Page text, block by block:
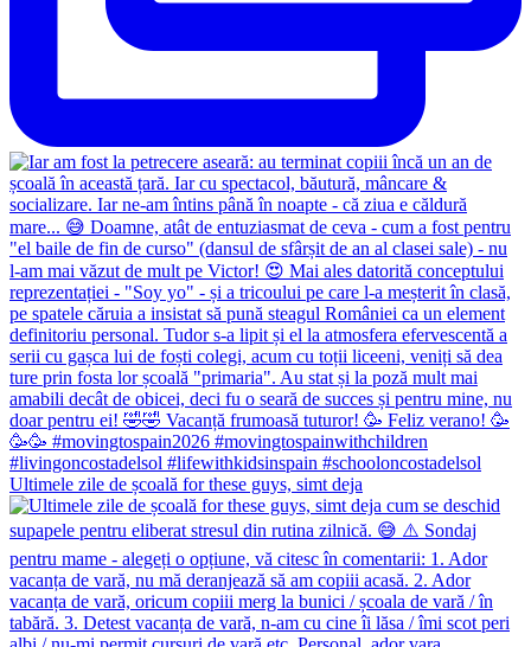
Ultimele zile de școală for these guys, simt deja